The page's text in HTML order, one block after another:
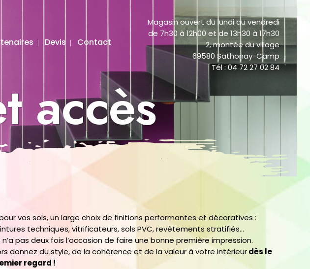
Magasin ouvert du lundi au vendredi
de 7h30 à 12h00 et de 13h30 à 17h30
2, montée du village
69580 Sathonay-Camp
Tél : 04 72 27 02 84
Devis Contact
accès
vos sols, un large choix de finitions performantes et décoratives :
techniques, vitrificateurs, sols PVC, revêtements stratifiés…
n’a pas deux fois l’occasion de faire une bonne première impression.
donnez du style, de la cohérence et de la valeur à votre intérieurdès le
regard !